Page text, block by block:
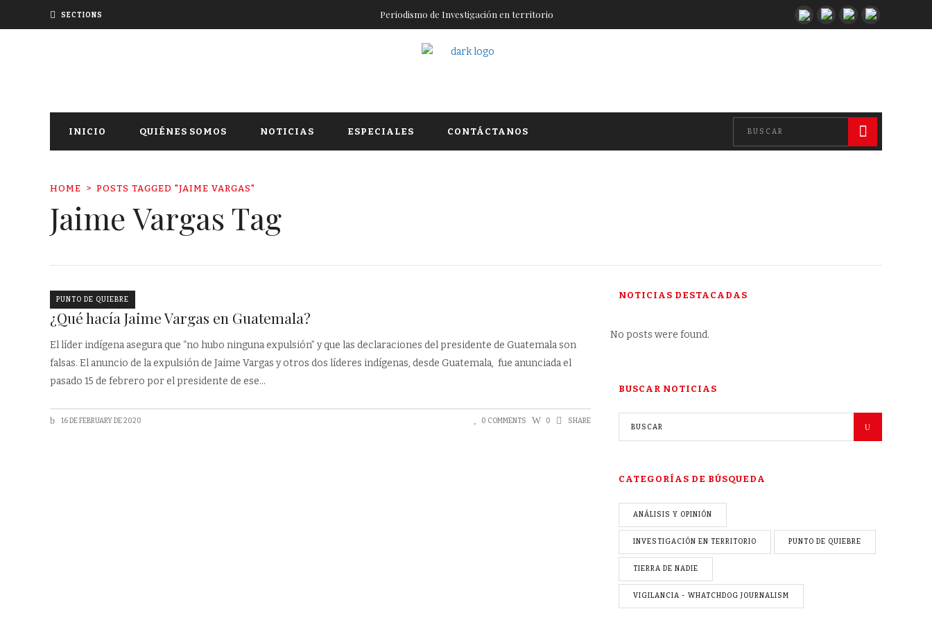
SECTIONS Periodismo de Investigación en territorio
INICIO QUIÉNES SOMOS NOTICIAS ESPECIALES CONTÁCTANOS
HOME POSTS TAGGED "JAIME VARGAS"
Jaime Vargas Tag
PUNTO DE QUIEBRE
¿Qué hacía Jaime Vargas en Guatemala?
El líder indígena asegura que “no hubo ninguna expulsión” y que las declaraciones del presidente de Guatemala son
falsas. El anuncio de la expulsión de Jaime Vargas y otros dos líderes indígenas, desde Guatemala, fue anunciada el
pasado 15 de febrero por el presidente de ese
16 DE FEBRUARY DE 2020 0 COMMENTS 0 SHARE
NOTICIAS DESTACADAS
No posts were found.
BUSCAR NOTICIAS
CATEGORÍAS DE BÚSQUEDA
ANÁLISIS Y OPINIÓN
INVESTIGACIÓN EN TERRITORIO PUNTO DE QUIEBRE
TIERRA DE NADIE
VIGILANCIA - WHATCHDOG JOURNALISM